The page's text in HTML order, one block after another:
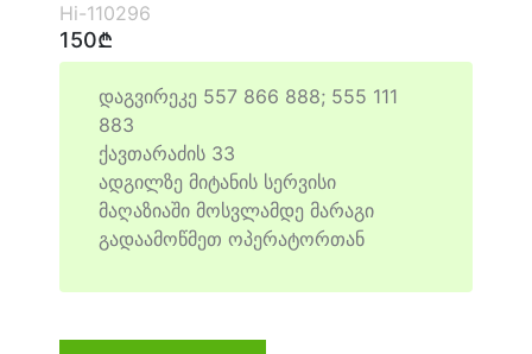
Hi-110296
150₾
დაგვირეკე 557 866 888; 555 111
883
ქავთარაძის 33
ადგილზე მიტანის სერვისი
მაღაზიაში მოსვლამდე მარაგი
გადაამოწმეთ ოპერატორთან